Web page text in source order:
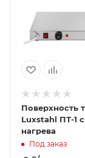
Поверхность
Luxstahl ПТ-1
нагрева
Под заказ